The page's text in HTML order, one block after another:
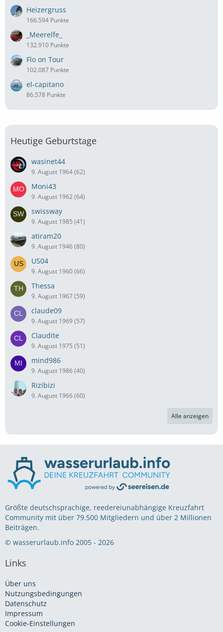
Heizergruss
166.594 Punkte
_Meerelfe_
132.910 Punkte
Flo on Tour
102.087 Punkte
el-capitano
86.578 Punkte
Heutige Geburtstage
wasinet44
9. August 1964 (62)
Moni43
9. August 1962 (64)
swissway
9. August 1985 (41)
atiram20
9. August 1946 (80)
US04
9. August 1960 (66)
Thessa
9. August 1967 (59)
claude09
9. August 1969 (57)
Claudite
9. August 1975 (51)
mind986
9. August 1986 (40)
Rizibizi
9. August 1966 (60)
Alle anzeigen
Größte deutschsprachige, reedereiunabhängige Kreuzfahrt
Community mit über 79.500 Mitgliedern und über 2 Millionen
Beiträgen.
© wasserurlaub.info 2005 - 2026
Links
Über uns
Nutzungsbedingungen
Datenschutz
Impressum
Cookie-Einstellungen